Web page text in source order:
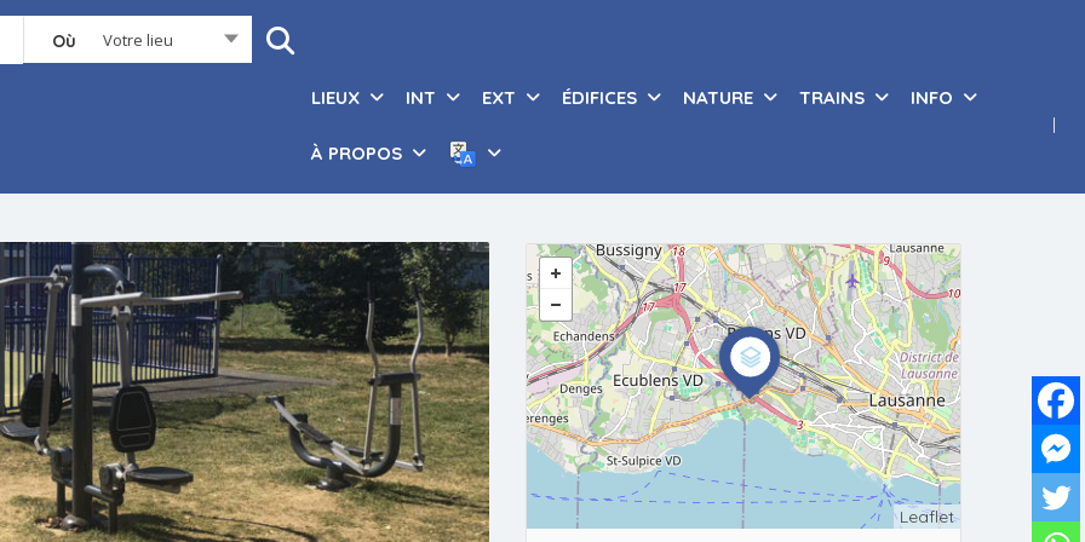
Où Votre lieu
LIEUX INT EXT ÉDIFICES NATURE TRAINS INFO
À PROPOS
Leaflet